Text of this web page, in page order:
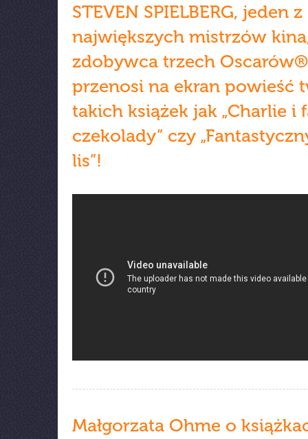
STEVEN SPIELBERG, jeden z
największych mistrzów
zdobywca trzech Oscarów®
przenosi na ekran powieść
takich książek jak „Charlie i
czekolady” czy
lis”!
Małgorzata Ohme o